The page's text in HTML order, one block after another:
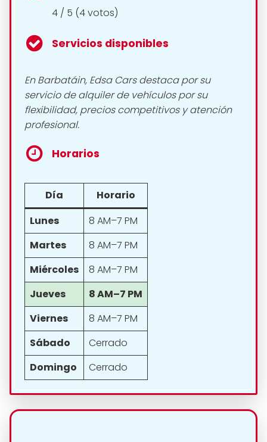
4 / 5 (4 votos)
Servicios disponibles
En Barbatáin, Edsa Cars destaca por su
servicio de alquiler de vehículos por su
flexibilidad, precios competitivos y atención
profesional.
Horarios
Día
Horario
Lunes
8 AM–7 PM
Martes
8 AM–7 PM
Miércoles
8 AM–7 PM
Jueves
8 AM–7 PM
Viernes
8 AM–7 PM
Sábado
Cerrado
Domingo
Cerrado